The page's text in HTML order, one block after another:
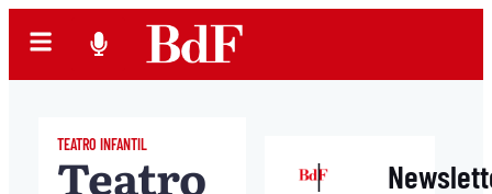
TEATRO INFANTIL
Teatro |